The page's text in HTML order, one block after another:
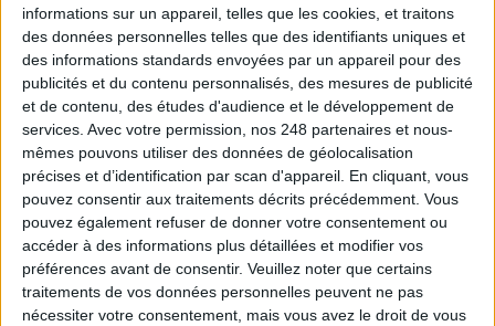
informations sur un appareil, telles que les cookies, et traitons
des données personnelles telles que des identifiants uniques et
des informations standards envoyées par un appareil pour des
publicités et du contenu personnalisés, des mesures de publicité
et de contenu, des études d'audience et le développement de
services. Avec votre permission, nos 248 partenaires et nous-
mêmes pouvons utiliser des données de géolocalisation
précises et d’identification par scan d'appareil. En cliquant, vous
pouvez consentir aux traitements décrits précédemment. Vous
pouvez également refuser de donner votre consentement ou
accéder à des informations plus détaillées et modifier vos
préférences avant de consentir. Veuillez noter que certains
traitements de vos données personnelles peuvent ne pas
nécessiter votre consentement, mais vous avez le droit de vous
Gouvernance De L'information
Facture Électronique
Connectez-vous pour publier un commentaire
À LIRE SUR ARCHIMAG
Konica Minolta reprend les fonds de commerce
d’OpenBee et de Doxense